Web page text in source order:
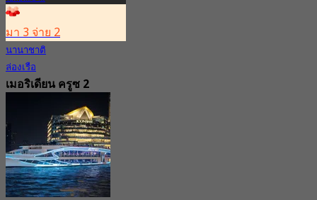
มา 3 จ่าย 2
นานาชาติ
ล่องเรือ
เมอริเดียน ครูซ 2
1.3K การจอง
จาก
฿ 599